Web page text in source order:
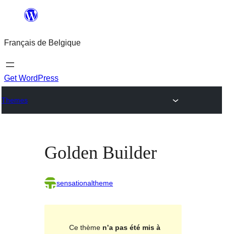
contenu
Français de Belgique
Get WordPress
Themes
Golden Builder
sensationaltheme
Ce thème n’a pas été mis à